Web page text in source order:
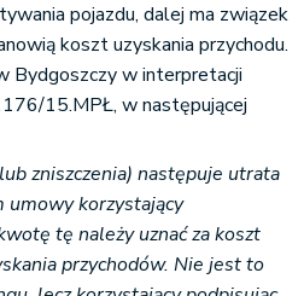
pojazdu, dalej ma związek
koszt uzyskania przychodu.
Bydgoszczy w interpretacji
15.MPŁ, w następującej
zniszczenia) następuje utrata
umowy korzystający
tę należy uznać za koszt
przychodów. Nie jest to